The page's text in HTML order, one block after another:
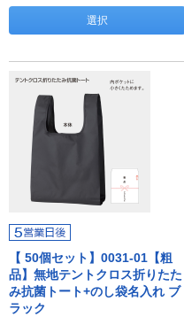
選択
【 50個セット】0031-01【粗
品】無地テントクロス折りたた
み抗菌トート+のし袋名入れ ブ
ラック